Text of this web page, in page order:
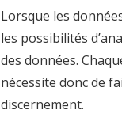
Lorsque les
les possibilités
des données.
nécessite donc de
discernement.